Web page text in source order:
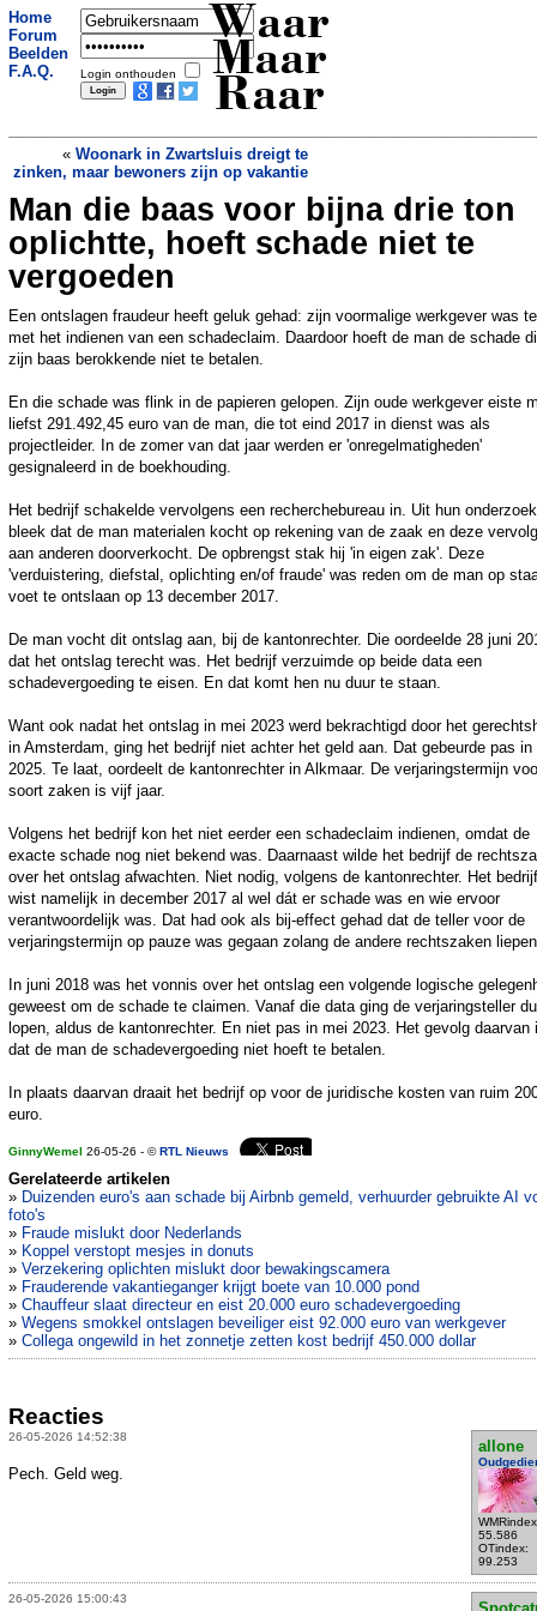
Home
Forum
Beelden
F.A.Q.
Login onthouden
Waar
Maar
Raar
« Woonark in Zwartsluis dreigt te
zinken, maar bewoners zijn op vakantie
Gewelddadige landschildpad roeit eigen
kolonie uit, ‘demografische suïcide’»
Man die baas voor bijna drie ton
oplichtte, hoeft schade niet te
vergoeden
Een ontslagen fraudeur heeft geluk gehad: zijn voormalige werkgever was
met het indienen van een schadeclaim. Daardoor hoeft de man de schade
zijn baas berokkende niet te betalen.
En die schade was flink in de papieren gelopen. Zijn oude werkgever eiste
liefst 291.492,45 euro van de man, die tot eind 2017 in dienst was als
projectleider. In de zomer van dat jaar werden er 'onregelmatigheden'
gesignaleerd in de boekhouding.
Het bedrijf schakelde vervolgens een recherchebureau in. Uit hun onderzoek
bleek dat de man materialen kocht op rekening van de zaak en deze
aan anderen doorverkocht. De opbrengst stak hij 'in eigen zak'. Deze
'verduistering, diefstal, oplichting en/of fraude' was reden om de man op
voet te ontslaan op 13 december 2017.
De man vocht dit ontslag aan, bij de kantonrechter. Die oordeelde 28 juni
dat het ontslag terecht was. Het bedrijf verzuimde op beide data een
schadevergoeding te eisen. En dat komt hen nu duur te staan.
Want ook nadat het ontslag in mei 2023 werd bekrachtigd door het
in Amsterdam, ging het bedrijf niet achter het geld aan. Dat gebeurde pas in
2025. Te laat, oordeelt de kantonrechter in Alkmaar. De verjaringstermijn
soort zaken is vijf jaar.
Volgens het bedrijf kon het niet eerder een schadeclaim indienen, omdat de
exacte schade nog niet bekend was. Daarnaast wilde het bedrijf de
over het ontslag afwachten. Niet nodig, volgens de kantonrechter. Het bedrijf
wist namelijk in december 2017 al wel dát er schade was en wie ervoor
verantwoordelijk was. Dat had ook als bij-effect gehad dat de teller voor de
verjaringstermijn op pauze was gegaan zolang de andere rechtszaken
In juni 2018 was het vonnis over het ontslag een volgende logische
geweest om de schade te claimen. Vanaf die data ging de verjaringsteller
lopen, aldus de kantonrechter. En niet pas in mei 2023. Het gevolg daarvan
dat de man de schadevergoeding niet hoeft te betalen.
In plaats daarvan draait het bedrijf op voor de juridische kosten van ruim
euro.
GinnyWemel 26-05-26 - ©RTL Nieuws
Gerelateerde artikelen
» Duizenden euro's aan schade bij Airbnb gemeld, verhuurder gebruikte AI
foto's
» Fraude mislukt door Nederlands
» Koppel verstopt mesjes in donuts
» Verzekering oplichten mislukt door bewakingscamera
» Frauderende vakantieganger krijgt boete van 10.000 pond
» Chauffeur slaat directeur en eist 20.000 euro schadevergoeding
» Wegens smokkel ontslagen beveiliger eist 92.000 euro van werkgever
» Collega ongewild in het zonnetje zetten kost bedrijf 450.000 dollar
Reacties
26-05-2026 14:52:38
allone
55.586
OTindex:
99.253
Pech. Geld weg.
26-05-2026 15:00:43